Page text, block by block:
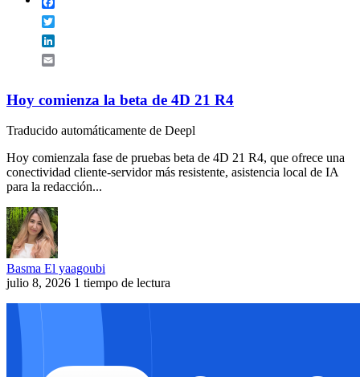
Hoy comienza la beta de 4D 21 R4
Traducido automáticamente de Deepl
Hoy comienzala fase de pruebas beta de 4D 21 R4, que ofrece una
conectividad cliente-servidor más resistente, asistencia local de IA
para la redacción...
Basma El yaagoubi
julio 8, 2026 1 tiempo de lectura